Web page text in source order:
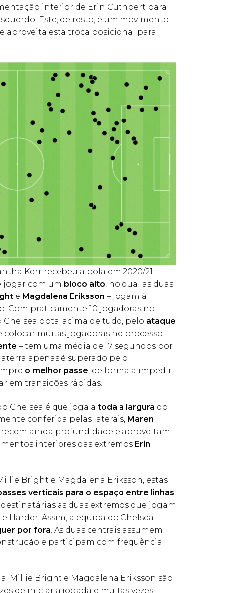
interior de Erin Cuthbert para
Este, de resto, é um movimento
aproveita esta troca posicional para
Kerr recebeu a bola em 2020/21
jogar com um bloco alto, no qual as duas
e Magdalena Eriksson – jogam à
Com praticamente 10 jogadoras no
opta, acima de tudo, pelo ataque
colocar muitas jogadoras no processo
– tem uma média de 17 segundos por
apenas é superado pelo
o melhor passe, de forma a impedir
em transições rápidas.
Chelsea é que joga a toda a largura do
conferida pelas laterais, Maren
ainda profundidade e aproveitam
interiores das extremos Erin
Bright e Magdalena Eriksson, estas
verticais para o espaço entre linhas
as duas extremos que jogam
Assim, a equipa do Chelsea
por fora . As duas centrais assumem
e participam com frequência
Millie Bright e Magdalena Eriksson são
de iniciar a jogada e muitas vezes